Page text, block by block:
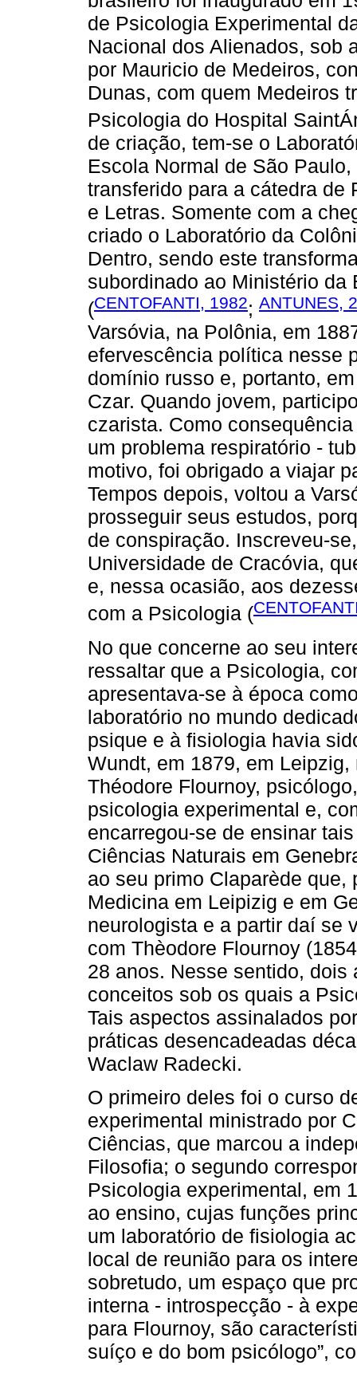
de Psicologia Experimental
Nacional dos Alienados, sob
por Mauricio de Medeiros,
Dunas, com quem Medeiros
Psicologia do Hospital
de criação, tem-se o
Escola Normal de São
transferido para a cátedra de
e Letras. Somente com a
criado o Laboratório da
Dentro, sendo este
subordinado ao Ministério
(CENTOFANTI, 1982; ANTUNES,
Varsóvia, na Polônia, em
efervescência política nesse
domínio russo e, portanto,
Czar. Quando jovem,
czarista. Como
um problema respiratório -
motivo, foi obrigado a viajar
Tempos depois, voltou a
prosseguir seus estudos,
de conspiração. Inscreveu-
Universidade de Cracóvia,
e, nessa ocasião, aos
com a Psicologia (
No que concerne ao seu
ressaltar que a Psicologia,
apresentava-se à época
laboratório no mundo
psique e à fisiologia havia
Wundt, em 1879, em
Théodore Flournoy,
psicologia experimental e,
encarregou-se de ensinar
Ciências Naturais em
ao seu primo Claparède
Medicina em Leipizig e em
neurologista e a partir daí se
com Thèodore Flournoy
28 anos. Nesse sentido,
conceitos sob os quais a
Tais aspectos assinalados
práticas desencadeadas
Waclaw Radecki.
O primeiro deles foi o curso
experimental ministrado por
Ciências, que marcou a
Filosofia; o segundo
Psicologia experimental, em
ao ensino, cujas funções
um laboratório de fisiologia
local de reunião para os
sobretudo, um espaço que
interna - introspecção - à
para Flournoy, são
suíço e do bom psicólogo”,